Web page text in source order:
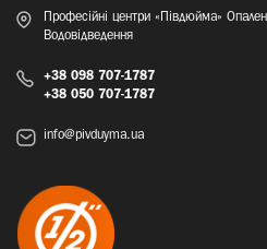
Професійні центри «Півдюйма»
Водовідведення
+38 098 707-1787
+38 050 707-1787
info@pivduyma.ua